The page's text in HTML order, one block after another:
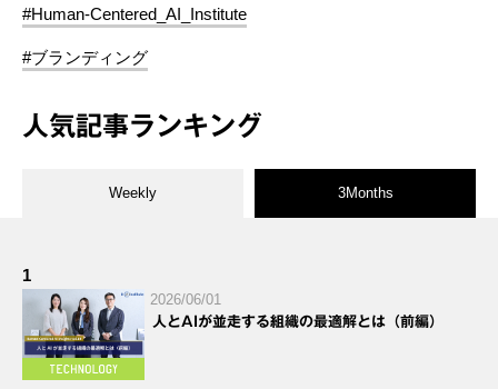
#Human-Centered_AI_Institute
#ブランディング
人気記事ランキング
Weekly 3Months
1
2026/06/01
人とAIが並走する組織の最適解とは（前編）